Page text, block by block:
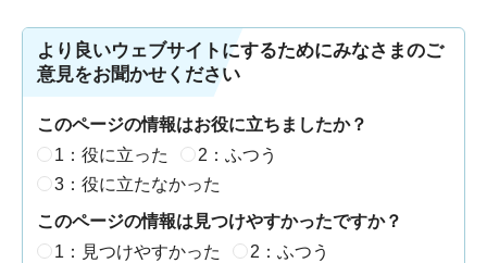
より良いウェブサイトにするためにみなさまのご
意見をお聞かせください
このページの情報はお役に立ちましたか？
1：役に立った
2：ふつう
3：役に立たなかった
このページの情報は見つけやすかったですか？
1：見つけやすかった
2：ふつう